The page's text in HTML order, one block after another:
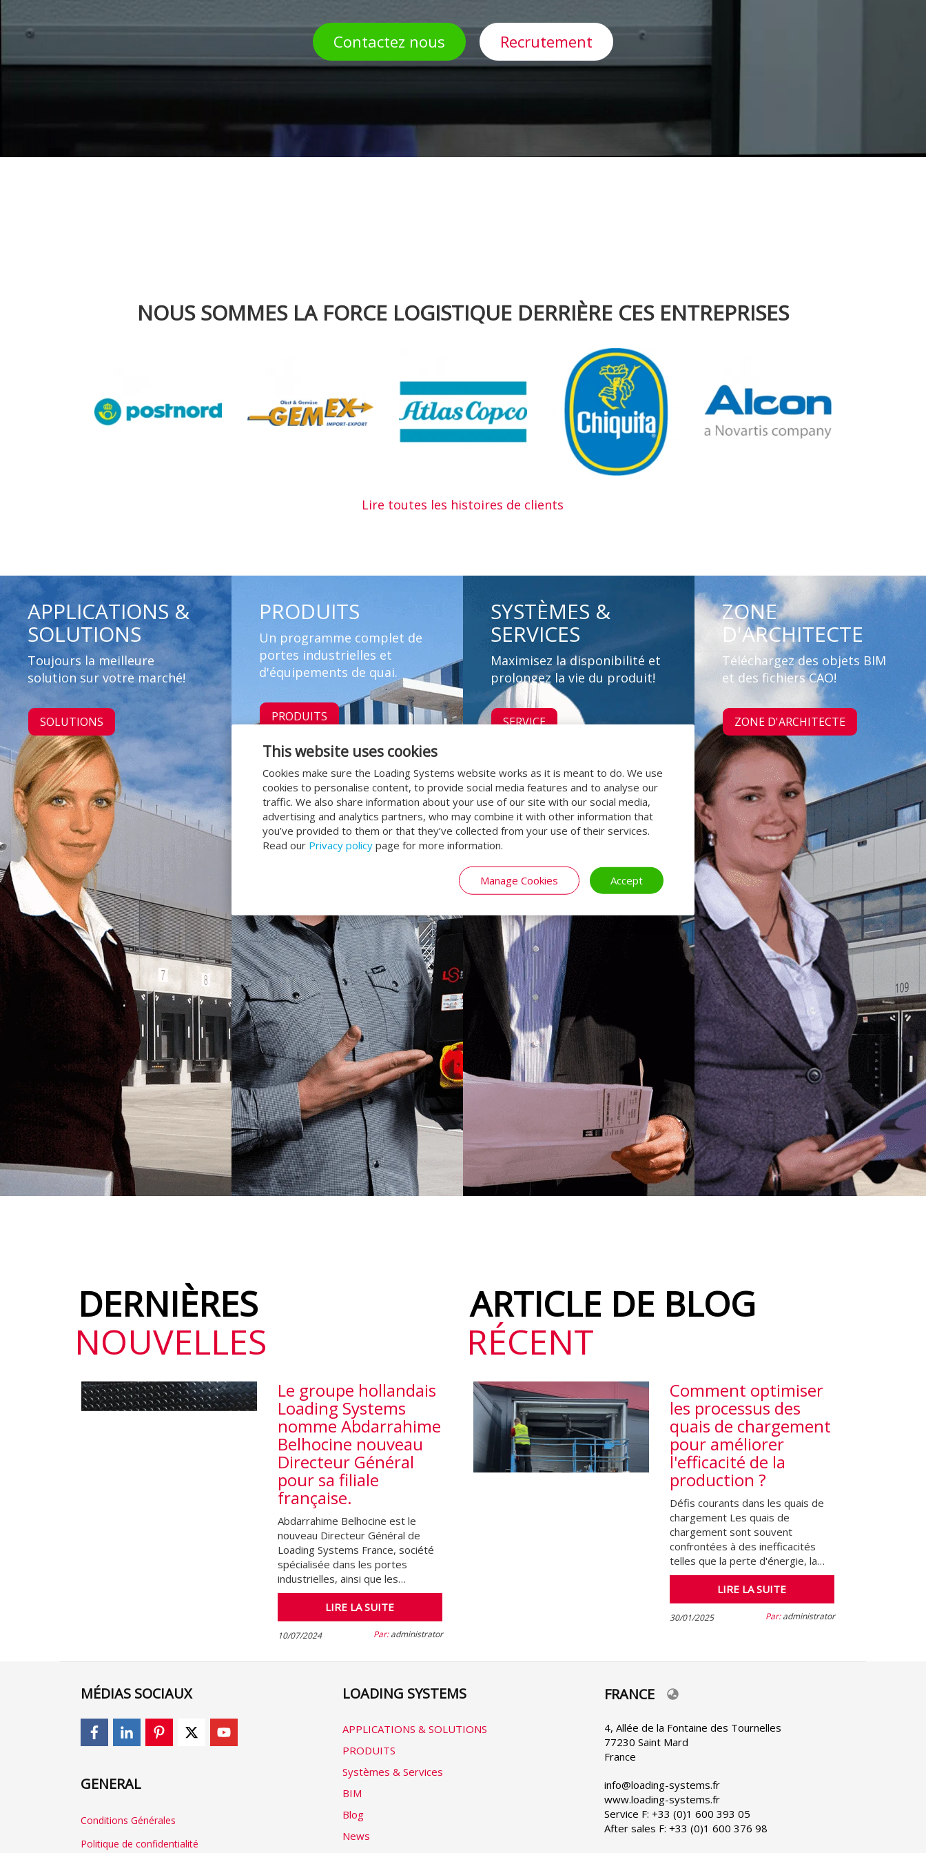
This website uses cookies
Cookies make sure the Loading Systems website works as it is meant to do. We use
cookies to personalise content, to provide social media features and to analyse our
traffic. We also share information about your use of our site with our social media,
advertising and analytics partners, who may combine it with other information that
you’ve provided to them or that they’ve collected from your use of their services.
Read our Privacy policy page for more information.
Manage Cookies Accept
Contactez nous Recrutement
NOUS SOMMES LA FORCE LOGISTIQUE DERRIÈRE CES ENTREPRISES
Lire toutes les histoires de clients
APPLICATIONS &
SOLUTIONS
Toujours la meilleure
solution sur votre marché!
SOLUTIONS
PRODUITS
Un programme complet de
portes industrielles et
d'équipements de quai.
PRODUITS
SYSTÈMES &
SERVICES
Maximisez la disponibilité et
prolongez la vie du produit!
SERVICE
ZONE
D'ARCHITECTE
Téléchargez des objets BIM
et des fichiers CAO!
ZONE D'ARCHITECTE
DERNIÈRES
NOUVELLES
Le groupe hollandais
Loading Systems
nomme Abdarrahime
Belhocine nouveau
Directeur Général
pour sa filiale
française.
Abdarrahime Belhocine est le
nouveau Directeur Général de
Loading Systems France, société
spécialisée dans les portes
industrielles, ainsi que les…
LIRE LA SUITE
10/07/2024 Par:administrator
ARTICLE DE BLOG
RÉCENT
Comment optimiser
les processus des
quais de chargement
pour améliorer
l'efficacité de la
production ?
Défis courants dans les quais de
chargement Les quais de
chargement sont souvent
confrontées à des inefficacités
telles que la perte d'énergie, la…
LIRE LA SUITE
30/01/2025 Par:administrator
MÉDIAS SOCIAUX
GENERAL
Conditions Générales
Politique de confidentialité
LOADING SYSTEMS
APPLICATIONS & SOLUTIONS
PRODUITS
Systèmes & Services
BIM
Blog
News
Select
language
FRANCE
4, Allée de la Fontaine des Tournelles
77230 Saint Mard
France
info@loading-systems.fr
www.loading-systems.fr
Service F: +33 (0)1 600 393 05
After sales F: +33 (0)1 600 376 98